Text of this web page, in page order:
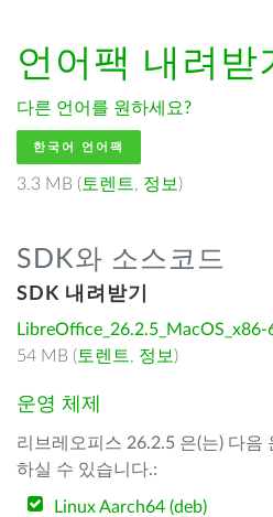
언어팩 내려받
다른 언어를 원하세요?
한국어 언어팩
3.3 MB ( 토렌트, 정보 )
SDK와 소스코드
SDK 내려받기
LibreOffice_26.2.5_MacOS_x86-
54 MB ( 토렌트, 정보 )
운영 체제
리브레오피스 26.2.5 은(는) 다
하실 수 있습니다.:
Linux Aarch64 (deb)